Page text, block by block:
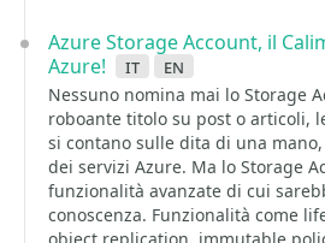
Azure Storage Account, il
Azure!
it en
Nessuno nomina mai lo Storage
roboante titolo su post o articoli,
si contano sulle dita di una
dei servizi Azure. Ma lo Storage
funzionalità avanzate di cui
conoscenza. Funzionalità come